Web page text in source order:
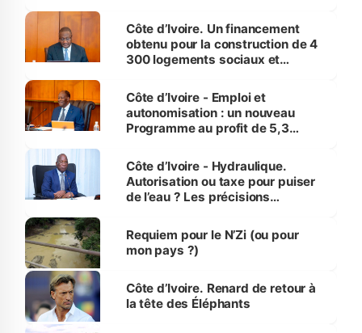
Côte d’Ivoire. Un financement
obtenu pour la construction de 4
300 logements sociaux et
et Yamoussoukro
Côte d’Ivoire - Emploi et
autonomisation : un nouveau
Programme au profit de 5,3
Côte d’Ivoire - Hydraulique.
Autorisation ou taxe pour puiser
de l’eau ? Les précisions
Requiem pour le N’Zi (ou pour
mon pays ?)
Côte d’Ivoire. Renard de retour à
la tête des Éléphants